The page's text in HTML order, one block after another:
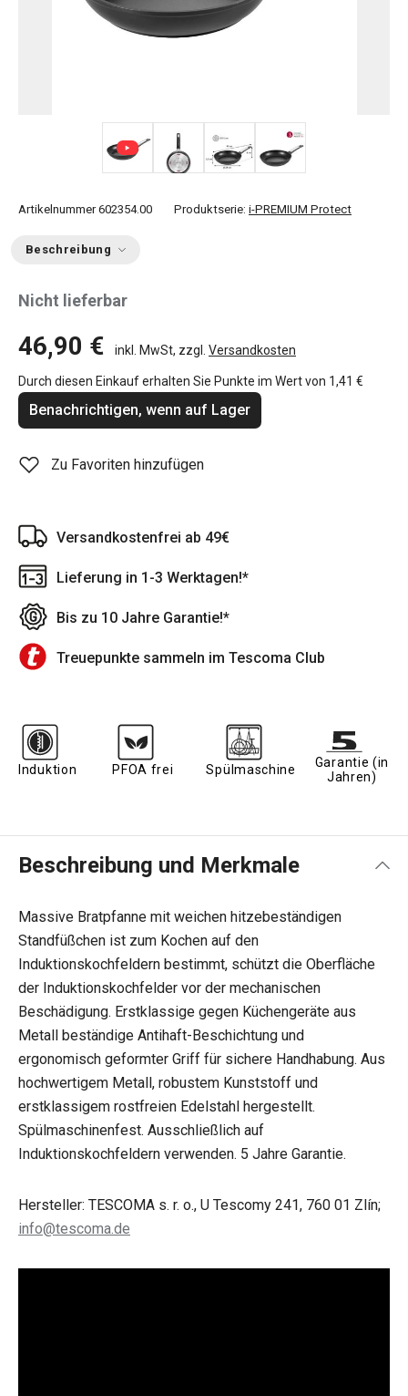
Artikelnummer 602354.00 Produktserie: i-PREMIUM Protect
Beschreibung
Nicht lieferbar
46,90 € inkl. MwSt, zzgl. Versandkosten
Durch diesen Einkauf erhalten Sie Punkte im Wert von 1,41 €
Benachrichtigen, wenn auf Lager
Zu Favoriten hinzufügen
Versandkostenfrei ab 49€
Lieferung in 1-3 Werktagen!*
Bis zu 10 Jahre Garantie!*
Treuepunkte sammeln im Tescoma Club
Induktion PFOA frei Spülmaschine
Garantie (in
Jahren)
Beschreibung und Merkmale
Massive Bratpfanne mit weichen hitzebeständigen
Standfüßchen ist zum Kochen auf den
Induktionskochfeldern bestimmt, schützt die Oberfläche
der Induktionskochfelder vor der mechanischen
Beschädigung. Erstklassige gegen Küchengeräte aus
Metall beständige Antihaft-Beschichtung und
ergonomisch geformter Griff für sichere Handhabung. Aus
hochwertigem Metall, robustem Kunststoff und
erstklassigem rostfreien Edelstahl hergestellt.
Spülmaschinenfest. Ausschließlich auf
Induktionskochfeldern verwenden. 5 Jahre Garantie.
Hersteller: TESCOMA s. r. o., U Tescomy 241, 760 01 Zlín;
info@tescoma.de